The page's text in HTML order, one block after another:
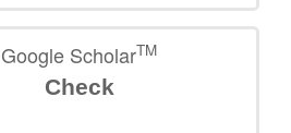
Google ScholarTM
Check